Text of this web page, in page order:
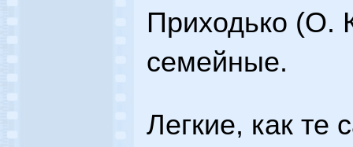
Приходько (О.
семейные.
Легкие, как те